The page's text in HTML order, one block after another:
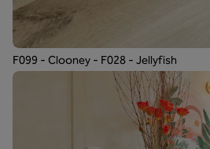
F099 - Clooney - F028 - Jellyfish